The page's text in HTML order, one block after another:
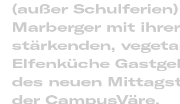
(außer
Marberger mit ihrer
stärkenden,
Elfenküche
des neuen
der CampusVäre.